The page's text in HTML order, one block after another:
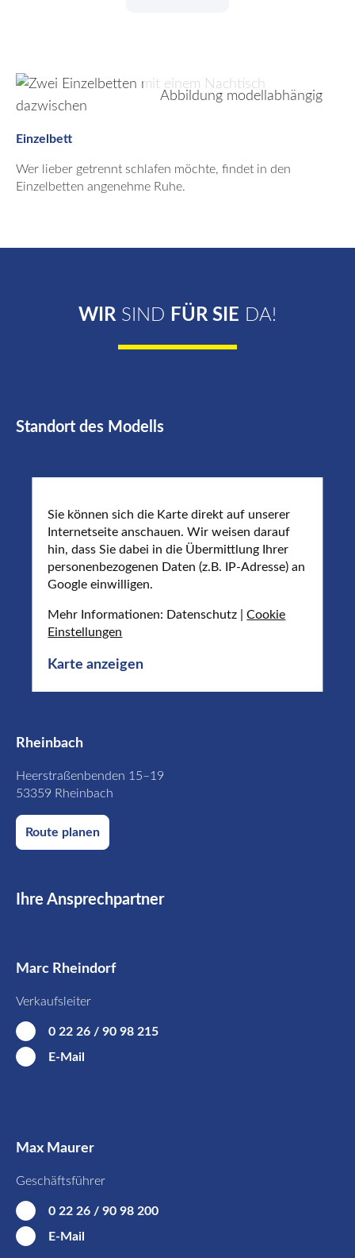
Abbildung modellabhängig
Einzelbett
Wer lieber getrennt schlafen möchte, findet in den
Einzelbetten angenehme Ruhe.
WIR SIND FÜR SIE DA!
Standort des Modells
Sie können sich die Karte direkt auf unserer
Internetseite anschauen. Wir weisen darauf
hin, dass Sie dabei in die Übermittlung Ihrer
personenbezogenen Daten (z.B. IP-Adresse) an
Google einwilligen.
Mehr Informationen: Datenschutz |Cookie
Einstellungen
Karte anzeigen
Rheinbach
Heerstraßenbenden 15–19
53359 Rheinbach
Route planen
Ihre Ansprechpartner
Marc Rheindorf
Verkaufsleiter
0 22 26 / 90 98 215
E-Mail
Max Maurer
Geschäftsführer
0 22 26 / 90 98 200
E-Mail